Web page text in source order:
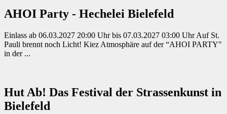
AHOI Party - Hechelei Bielefeld
Einlass ab 06.03.2027 20:00 Uhr bis 07.03.2027 03:00 Uhr Auf St.
Pauli brennt noch Licht! Kiez Atmosphäre auf der “AHOI PARTY"
in der ...
Hut Ab! Das Festival der Strassenkunst in
Bielefeld